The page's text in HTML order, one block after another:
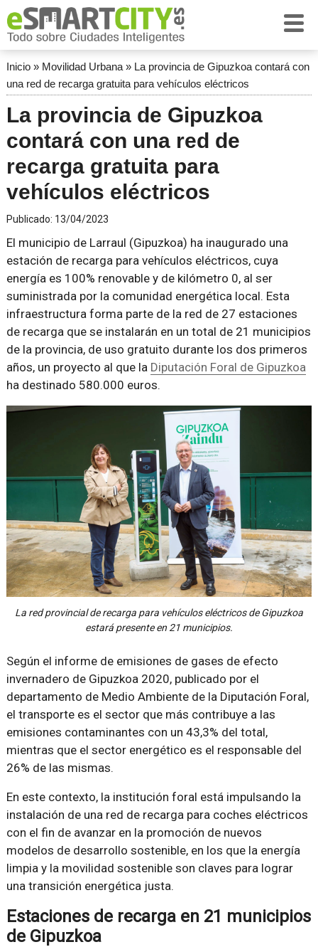
Inicio» Movilidad Urbana» La provincia de Gipuzkoa contará con
una red de recarga gratuita para vehículos eléctricos
La provincia de Gipuzkoa
contará con una red de
recarga gratuita para
vehículos eléctricos
Publicado: 13/04/2023
El municipio de Larraul (Gipuzkoa) ha inaugurado una
estación de recarga para vehículos eléctricos, cuya
energía es 100% renovable y de kilómetro 0, al ser
suministrada por la comunidad energética local. Esta
infraestructura forma parte de la red de 27 estaciones
de recarga que se instalarán en un total de 21 municipios
de la provincia, de uso gratuito durante los dos primeros
años, un proyecto al que la Diputación Foral de Gipuzkoa
ha destinado 580.000 euros.
La red provincial de recarga para vehículos eléctricos de Gipuzkoa
estará presente en 21 municipios.
Según el informe de emisiones de gases de efecto
invernadero de Gipuzkoa 2020, publicado por el
departamento de Medio Ambiente de la Diputación Foral,
el transporte es el sector que más contribuye a las
emisiones contaminantes con un 43,3% del total,
mientras que el sector energético es el responsable del
26% de las mismas.
En este contexto, la institución foral está impulsando la
instalación de una red de recarga para coches eléctricos
con el fin de avanzar en la promoción de nuevos
modelos de desarrollo sostenible, en los que la energía
limpia y la movilidad sostenible son claves para lograr
una transición energética justa.
Estaciones de recarga en 21 municipios
de Gipuzkoa